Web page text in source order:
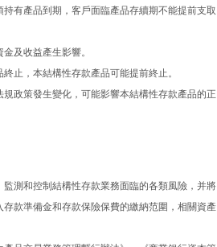
有產品到期，客戶面臨產品存續期不能提前支取
及收益產生影響。
止，本結構性存款產品可能提前終止。
政策發生變化，可能影響本結構性存款產品的正
測和控制結構性存款業務面臨的各類風險，并將
款準備金和存款保險保費的繳納范圍，相關資產